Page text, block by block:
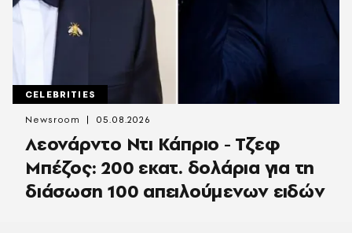
CELEBRITIES
Λεονάρντο Ντι Κάπριο - Τζεφ
Μπέζος: 200 εκατ. δολάρια για τη
διάσωση 100 απειλούμενων ειδών
Newsroom 05.08.2026